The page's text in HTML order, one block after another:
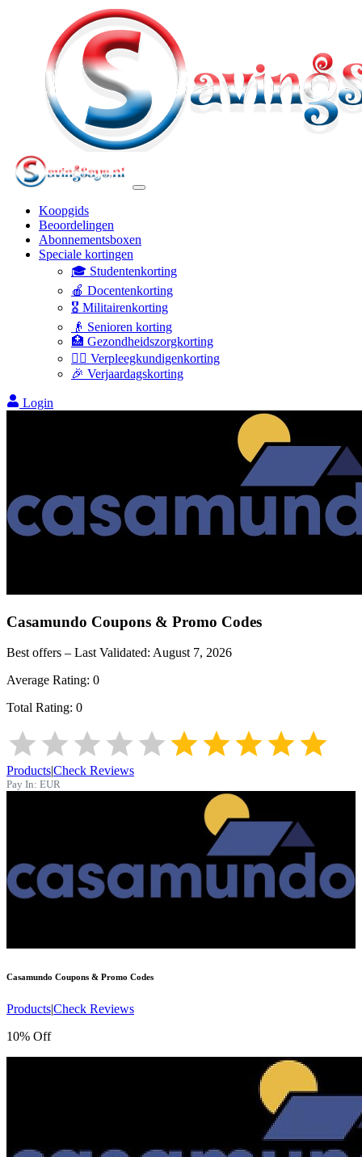
Koopgids
Beoordelingen
Abonnementsboxen
Speciale kortingen
🎓 Studentenkorting
🍎 Docentenkorting
🎖️ Militairenkorting
👴 Senioren korting
🏥 Gezondheidszorgkorting
👩‍⚕️ Verpleegkundigenkorting
🎉 Verjaardagskorting
Login
Casamundo Coupons & Promo Codes
Best offers – Last Validated: August 7, 2026
Average Rating: 0
Total Rating: 0
Products|Check Reviews
Pay In: EUR
Casamundo Coupons & Promo Codes
Products|Check Reviews
10% Off